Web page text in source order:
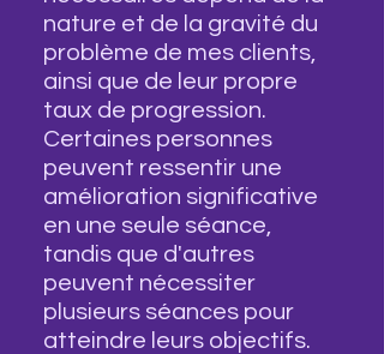
nature et de la gravité du
problème de mes clients,
ainsi que de leur propre
taux de progression.
Certaines personnes
peuvent ressentir une
amélioration significative
en une seule séance,
tandis que d'autres
peuvent nécessiter
plusieurs séances pour
atteindre leurs objectifs.